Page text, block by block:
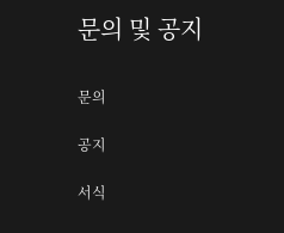
문의 및 공지
문의
공지
서식